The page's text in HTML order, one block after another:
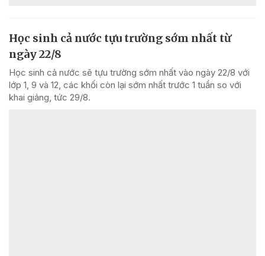
Học sinh cả nước tựu trường sớm nhất từ
ngày 22/8
Học sinh cả nước sẽ tựu trường sớm nhất vào ngày 22/8 với
lớp 1, 9 và 12, các khối còn lại sớm nhất trước 1 tuần so với
khai giảng, tức 29/8.